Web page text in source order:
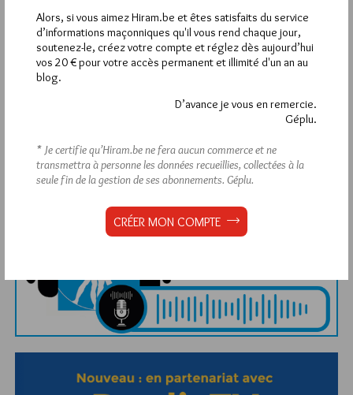
Alors, si vous aimez Hiram.be et êtes satisfaits du service
d’informations maçonniques qu'il vous rend chaque jour,
soutenez-le, créez votre compte et réglez dès aujourd’hui
vos 20 € pour votre accès permanent et illimité d'un an au
blog.
D’avance je vous en remercie.
Géplu.
* Je certifie qu’Hiram.be ne fera aucun commerce et ne
transmettra à personne les données recueillies, collectées à la
seule fin de la gestion de ses abonnements. Géplu.
CRÉER MON COMPTE